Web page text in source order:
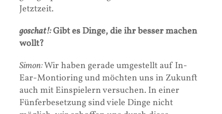
Jetztzeit.
goschat!:Gibt es Dinge, die ihr besser machen
wollt?
Simon:Wir haben gerade umgestellt auf In-
Ear-Montioring und möchten uns in Zukunft
auch mit Einspielern versuchen. In einer
Fünferbesetzung sind viele Dinge nicht